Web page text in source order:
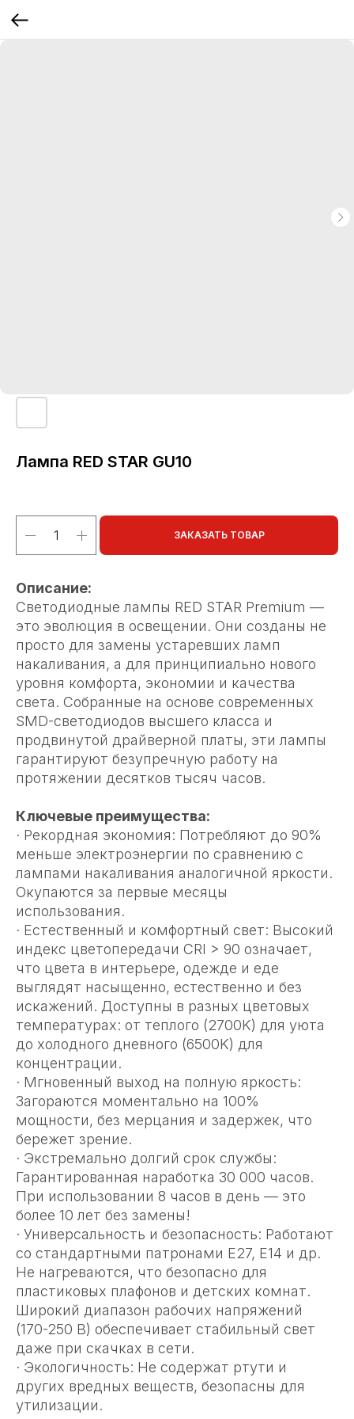
Лампа RED STAR GU10
ЗАКАЗАТЬ ТОВАР
Описание:
Светодиодные лампы RED STAR Premium —
это эволюция в освещении. Они созданы не
просто для замены устаревших ламп
накаливания, а для принципиально нового
уровня комфорта, экономии и качества
света. Собранные на основе современных
SMD-светодиодов высшего класса и
продвинутой драйверной платы, эти лампы
гарантируют безупречную работу на
протяжении десятков тысяч часов.
Ключевые преимущества:
· Рекордная экономия: Потребляют до 90%
меньше электроэнергии по сравнению с
лампами накаливания аналогичной яркости.
Окупаются за первые месяцы
использования.
· Естественный и комфортный свет: Высокий
индекс цветопередачи CRI > 90 означает,
что цвета в интерьере, одежде и еде
выглядят насыщенно, естественно и без
искажений. Доступны в разных цветовых
температурах: от теплого (2700K) для уюта
до холодного дневного (6500K) для
концентрации.
· Мгновенный выход на полную яркость:
Загораются моментально на 100%
мощности, без мерцания и задержек, что
бережет зрение.
· Экстремально долгий срок службы:
Гарантированная наработка 30 000 часов.
При использовании 8 часов в день — это
более 10 лет без замены!
· Универсальность и безопасность: Работают
со стандартными патронами E27, E14 и др.
Не нагреваются, что безопасно для
пластиковых плафонов и детских комнат.
Широкий диапазон рабочих напряжений
(170-250 В) обеспечивает стабильный свет
даже при скачках в сети.
· Экологичность: Не содержат ртути и
других вредных веществ, безопасны для
утилизации.